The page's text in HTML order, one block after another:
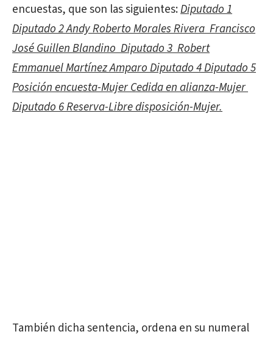
encuestas, que son las siguientes:Diputado 1
Diputado 2 Andy Roberto Morales Rivera Francisco
José Guillen Blandino Diputado 3 Robert
Emmanuel Martínez Amparo Diputado 4 Diputado 5
Posición encuesta-Mujer Cedida en alianza-Mujer
Diputado 6 Reserva-Libre disposición-Mujer.
También dicha sentencia, ordena en su numeral